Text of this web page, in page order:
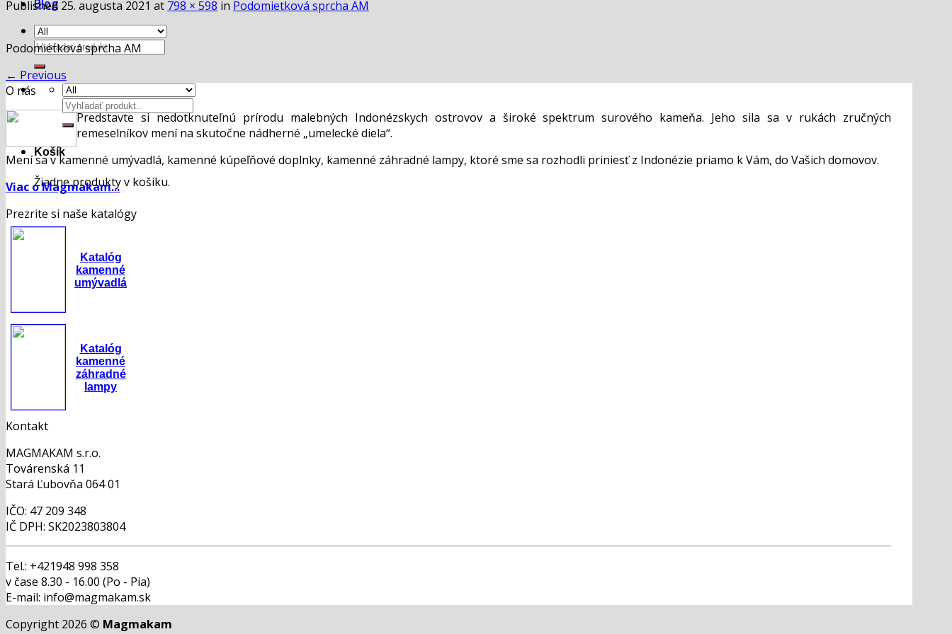
Blog
Hľadať:
Hľadať:
Košík
Žiadne produkty v košíku.
Published 25. augusta 2021 at 798 × 598 in Podomietková sprcha AM
Podomietková sprcha AM
← Previous
O nás
Predstavte si nedotknuteľnú prírodu malebných Indonézskych ostrovov a široké spektrum surového kameňa. Jeho sila sa v rukách zručných
remeselníkov mení na skutočne nádherné „umelecké diela“.
Mení sa v kamenné umývadlá, kamenné kúpeľňové doplnky, kamenné záhradné lampy, ktoré sme sa rozhodli priniesť z Indonézie priamo k Vám, do Vašich domovov.
Viac o Magmakam...
Prezrite si naše katalógy
Katalóg
kamenné
umývadlá
Katalóg
kamenné
záhradné
lampy
Kontakt
MAGMAKAM s.r.o.
Továrenská 11
Stará Ľubovňa 064 01
IČO: 47 209 348
IČ DPH: SK2023803804
Tel.: +421948 998 358
v čase 8.30 - 16.00 (Po - Pia)
E-mail: info@magmakam.sk
Copyright 2026 © Magmakam